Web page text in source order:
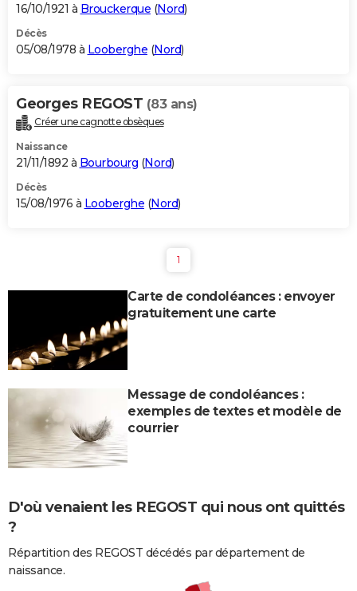
16/10/1921 à Brouckerque (Nord)
Décès
05/08/1978 à Looberghe (Nord)
Georges REGOST (83 ans)
Créer une cagnotte obsèques
Naissance
21/11/1892 à Bourbourg (Nord)
Décès
15/08/1976 à Looberghe (Nord)
1
Carte de condoléances : envoyer
gratuitement une carte
Message de condoléances :
exemples de textes et modèle de
courrier
D'où venaient les REGOST qui nous ont quittés
?
Répartition des REGOST décédés par département de
naissance.